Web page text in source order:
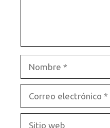
electrónico